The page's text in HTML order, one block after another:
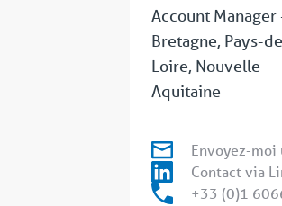
Account Manager
Bretagne, Pays-
Loire, Nouvelle
Aquitaine
Envoyez-moi
Contact via
+33 (0)1